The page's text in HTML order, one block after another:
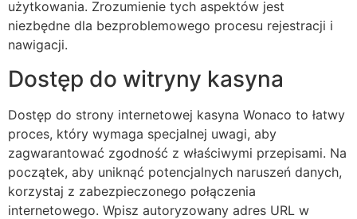
użytkowania. Zrozumienie tych aspektów jest
niezbędne dla bezproblemowego procesu rejestracji i
nawigacji.
Dostęp do witryny kasyna
Dostęp do strony internetowej kasyna Wonaco to łatwy
proces, który wymaga specjalnej uwagi, aby
zagwarantować zgodność z właściwymi przepisami. Na
początek, aby uniknąć potencjalnych naruszeń danych,
korzystaj z zabezpieczonego połączenia
internetowego. Wpisz autoryzowany adres URL w